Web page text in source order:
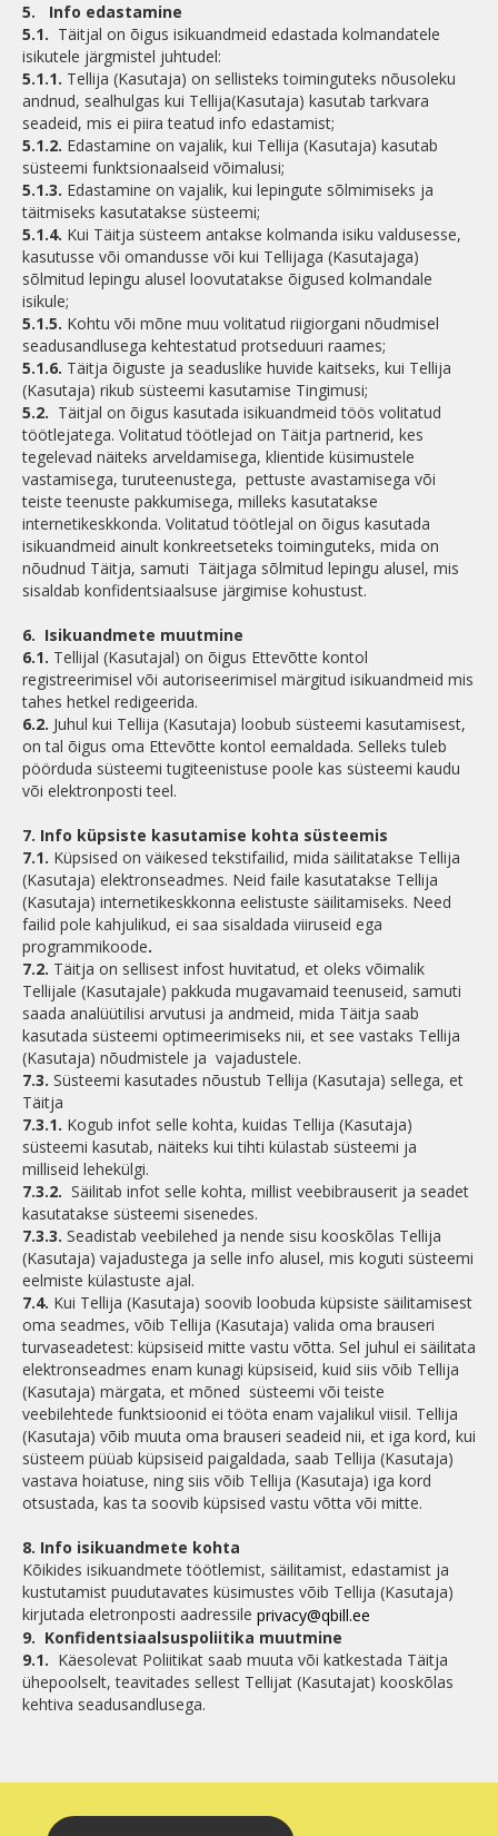
5.
Info edastamine
5.1. Täitjal on õigus isikuandmeid edastada kolmandatele
isikutele järgmistel juhtudel:
5.1.1. Tellija (Kasutaja) on sellisteks toiminguteks nõusoleku
andnud, sealhulgas kui Tellija(Kasutaja) kasutab tarkvara
seadeid, mis ei piira teatud info edastamist;
5.1.2. Edastamine on vajalik, kui Tellija (Kasutaja) kasutab
süsteemi funktsionaalseid võimalusi;
5.1.3. Edastamine on vajalik, kui lepingute sõlmimiseks ja
täitmiseks kasutatakse süsteemi;
5.1.4. Kui Täitja süsteem antakse kolmanda isiku valdusesse,
kasutusse või omandusse või kui Tellijaga (Kasutajaga)
sõlmitud lepingu alusel loovutatakse õigused kolmandale
isikule;
5.1.5. Kohtu või mõne muu volitatud riigiorgani nõudmisel
seadusandlusega kehtestatud protseduuri raames;
5.1.6. Täitja õiguste ja seaduslike huvide kaitseks, kui Tellija
(Kasutaja) rikub süsteemi kasutamise Tingimusi;
5.2. Täitjal on õigus kasutada isikuandmeid töös volitatud
töötlejatega. Volitatud töötlejad on Täitja partnerid, kes
tegelevad näiteks arveldamisega, klientide küsimustele
vastamisega, turuteenustega, pettuste avastamisega või
teiste teenuste pakkumisega, milleks kasutatakse
internetikeskkonda. Volitatud töötlejal on õigus kasutada
isikuandmeid ainult konkreetseteks toiminguteks, mida on
nõudnud Täitja, samuti Täitjaga sõlmitud lepingu alusel, mis
sisaldab konfidentsiaalsuse järgimise kohustust.
6. Isikuandmete muutmine
6.1. Tellijal (Kasutajal) on õigus Ettevõtte kontol
registreerimisel või autoriseerimisel märgitud isikuandmeid mis
tahes hetkel redigeerida.
6.2. Juhul kui Tellija (Kasutaja) loobub süsteemi kasutamisest,
on tal õigus oma Ettevõtte kontol eemaldada. Selleks tuleb
pöörduda süsteemi tugiteenistuse poole kas süsteemi kaudu
või elektronposti teel.
7. Info küpsiste kasutamise kohta süsteemis
7.1. Küpsised on väikesed tekstifailid, mida säilitatakse Tellija
(Kasutaja) elektronseadmes. Neid faile kasutatakse Tellija
(Kasutaja) internetikeskkonna eelistuste säilitamiseks. Need
failid pole kahjulikud, ei saa sisaldada viiruseid ega
programmikoode.
7.2. Täitja on sellisest infost huvitatud, et oleks võimalik
Tellijale (Kasutajale) pakkuda mugavamaid teenuseid, samuti
saada analüütilisi arvutusi ja andmeid, mida Täitja saab
kasutada süsteemi optimeerimiseks nii, et see vastaks Tellija
(Kasutaja) nõudmistele ja vajadustele.
7.3. Süsteemi kasutades nõustub Tellija (Kasutaja) sellega, et
Täitja
7.3.1. Kogub infot selle kohta, kuidas Tellija (Kasutaja)
süsteemi kasutab, näiteks kui tihti külastab süsteemi ja
milliseid lehekülgi.
7.3.2. Säilitab infot selle kohta, millist veebibrauserit ja seadet
kasutatakse süsteemi sisenedes.
7.3.3. Seadistab veebilehed ja nende sisu kooskõlas Tellija
(Kasutaja) vajadustega ja selle info alusel, mis koguti süsteemi
eelmiste külastuste ajal.
7.4. Kui Tellija (Kasutaja) soovib loobuda küpsiste säilitamisest
oma seadmes, võib Tellija (Kasutaja) valida oma brauseri
turvaseadetest: küpsiseid mitte vastu võtta. Sel juhul ei säilitata
elektronseadmes enam kunagi küpsiseid, kuid siis võib Tellija
(Kasutaja) märgata, et mõned süsteemi või teiste
veebilehtede funktsioonid ei tööta enam vajalikul viisil. Tellija
(Kasutaja) võib muuta oma brauseri seadeid nii, et iga kord, kui
süsteem püüab küpsiseid paigaldada, saab Tellija (Kasutaja)
vastava hoiatuse, ning siis võib Tellija (Kasutaja) iga kord
otsustada, kas ta soovib küpsised vastu võtta või mitte.
8. Info isikuandmete kohta
Kõikides isikuandmete töötlemist, säilitamist, edastamist ja
kustutamist puudutavates küsimustes võib Tellija (Kasutaja)
kirjutada eletronposti aadressile privacy@qbill.ee
9. Konfidentsiaalsuspoliitika muutmine
9.1. Käesolevat Poliitikat saab muuta või katkestada Täitja
ühepoolselt, teavitades sellest Tellijat (Kasutajat) kooskõlas
kehtiva seadusandlusega.